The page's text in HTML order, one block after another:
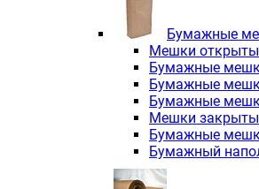
Трехфазные
Независимая
Экономичные
Компактные
Компактные
Вибраторы
Вариаторы
Бумажные
Мешки
Бумажные
Бумажные
Бумажные
Мешки
Бумажные
Бумажный